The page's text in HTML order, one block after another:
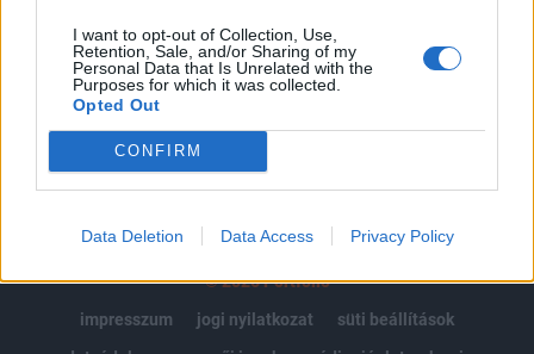
I want to opt-out of Collection, Use,
Retention, Sale, and/or Sharing of my
Personal Data that Is Unrelated with the
Purposes for which it was collected.
Opted Out
CONFIRM
Data Deletion Data Access Privacy Policy
MÁR ELŐFIZETŐNK VAGY?BEJELENTKEZÉS
© 2026 Portfolio
impresszum
jogi nyilatkozat
süti beállítások